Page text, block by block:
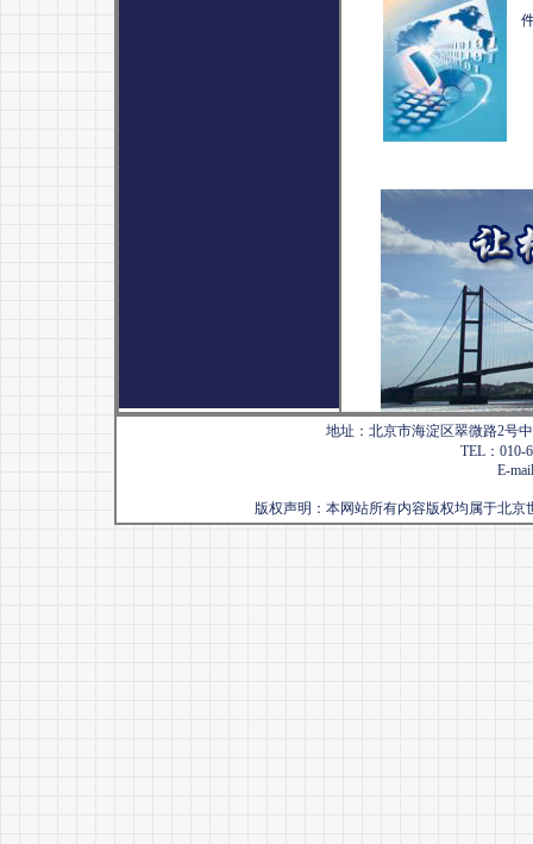
地址：北京市海淀区翠微路2号
TEL：010-
E-
版权声明：本网站所有内容版权均属于北